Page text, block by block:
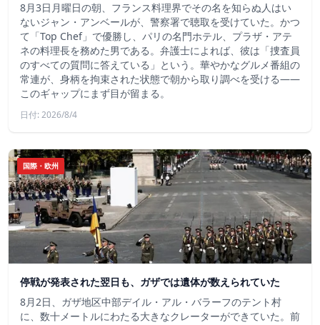
8月3日月曜日の朝、フランス料理界でその名を知らぬ人はい
ないジャン・アンベールが、警察署で聴取を受けていた。かつ
て「Top Chef」で優勝し、パリの名門ホテル、プラザ・アテ
ネの料理長を務めた男である。弁護士によれば、彼は「捜査員
のすべての質問に答えている」という。華やかなグルメ番組の
常連が、身柄を拘束された状態で朝から取り調べを受ける――
このギャップにまず目が留まる。
日付: 2026/8/4
国際・欧州
停戦が発表された翌日も、ガザでは遺体が数えられていた
8月2日、ガザ地区中部デイル・アル・バラーフのテント村
に、数十メートルにわたる大きなクレーターができていた。前